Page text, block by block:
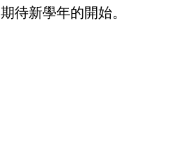
期待新學年的開始。